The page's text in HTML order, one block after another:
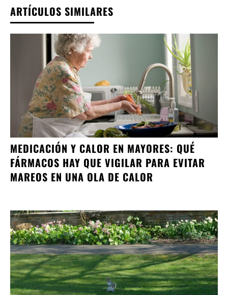
ARTÍCULOS SIMILARES
MEDICACIÓN Y CALOR EN MAYORES: QUÉ
FÁRMACOS HAY QUE VIGILAR PARA EVITAR
MAREOS EN UNA OLA DE CALOR